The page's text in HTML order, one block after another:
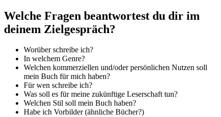
Welche Fragen beantwortest du dir im
deinem Zielgespräch?
Worüber schreibe ich?
In welchem Genre?
Welchen kommerziellen und/oder persönlichen Nutzen soll
mein Buch für mich haben?
Für wen schreibe ich?
Was soll es für meine zukünftige Leserschaft tun?
Welchen Stil soll mein Buch haben?
Habe ich Vorbilder (ähnliche Bücher?)